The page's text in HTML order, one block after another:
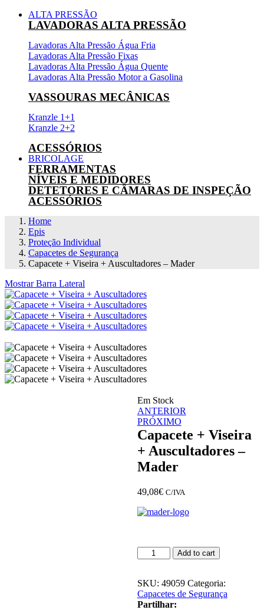
ALTA PRESSÃO
LAVADORAS ALTA PRESSÃO
Lavadoras Alta Pressão Água Fria
Lavadoras Alta Pressão Fixas
Lavadoras Alta Pressão Água Quente
Lavadoras Alta Pressão Motor a Gasolina
VASSOURAS MECÂNICAS
Kranzle 1+1
Kranzle 2+2
ACESSÓRIOS
BRICOLAGE
FERRAMENTAS
NÍVEIS E MEDIDORES
DETETORES E CÂMARAS DE INSPEÇÃO
ACESSÓRIOS
Home
Epis
Proteção Individual
Capacetes de Segurança
Capacete + Viseira + Auscultadores – Mader
Mostrar Barra Lateral
Em Stock
Navegação
de
artigos
ANTERIOR
PRÓXIMO
Capacete + Viseira
+ Auscultadores –
Mader
49,08€ C/IVA
Capacete
+
+
Auscultadores
-
Add to cart
SKU: 49059 Categoria:
Capacetes de Segurança
Partilhar: